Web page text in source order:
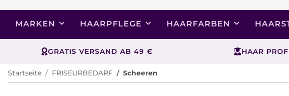
MARKEN HAARPFLEGE HAARFARBEN
GRATIS VERSAND AB 49 € HAAR
Startseite FRISEURBEDARF Scheeren